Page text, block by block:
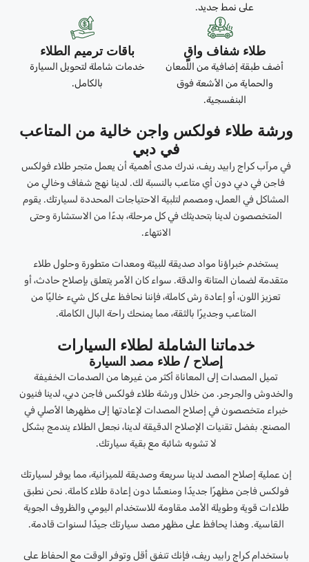
على نمط جديد.
طلاء شفاف واقٍ
أضف طبقة إضافية من اللمعان
والحماية من الأشعة فوق
البنفسجية.
باقات ترميم الطلاء
خدمات شاملة لتحويل السيارة
بالكامل.
ورشة طلاء فولكس واجن خالية من المتاعب
في دبي
في مرآب كراج رابيد ريف، ندرك مدى أهمية أن يعمل متجر طلاء فولكس
فاجن في دبي دون أي متاعب بالنسبة لك. لدينا نهج شفاف وخالي من
المشاكل في العمل، ومصمم لتلبية الاحتياجات المحددة لسيارتك. يقوم
المتخصصون لدينا بتحديثك في كل مرحلة، بدءًا من الاستشارة وحتى
الانتهاء.
يستخدم خبراؤنا مواد صديقة للبيئة ومعدات متطورة وحلول طلاء
متقدمة لضمان المتانة والدقة. سواء كان الأمر يتعلق بإصلاح حادث، أو
تعزيز اللون، أو إعادة رش كاملة، فإننا نحافظ على كل شيء خاليًا من
المتاعب وجديرًا بالثقة، مما يمنحك راحة البال الكاملة.
خدماتنا الشاملة لطلاء السيارات
إصلاح / طلاء مصد السيارة
تميل المصدات إلى المعاناة أكثر من غيرها من الصدمات الخفيفة
والخدوش والجرجر. من خلال ورشة طلاء فولكس فاجن دبي، لدينا فنيون
خبراء متخصصون في إصلاح المصدات لإعادتها إلى مظهرها الأصلي في
المصنع. بفضل تقنيات الإصلاح الدقيقة لدينا، نجعل الطلاء يندمج بشكل
لا تشوبه شائبة مع بقية سيارتك.
إن عملية إصلاح المصد لدينا سريعة وصديقة للميزانية، مما يوفر لسيارتك
فولكس فاجن مظهرًا جديدًا ومنعشًا دون إعادة طلاء كاملة. نحن نطبق
طلاءات قوية وطويلة الأمد مقاومة للاستخدام اليومي والظروف الجوية
القاسية. وهذا يحافظ على مظهر مصد سيارتك جيدًا لسنوات قادمة.
باستخدام كراج رابيد ريف، فإنك تنفق أقل وتوفر الوقت مع الحفاظ على